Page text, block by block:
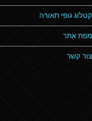
קטלוג גופי תאורה
מפת אתר
צור קשר